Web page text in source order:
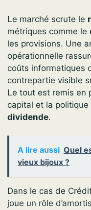
Le marché scrute le
métriques comme le
les provisions. Une
opérationnelle
coûts informatiques
contrepartie visible
Le tout est remis en
capital et la
dividende.
A lire aussi Quel
vieux bijoux ?
Dans le cas de
joue un rôle